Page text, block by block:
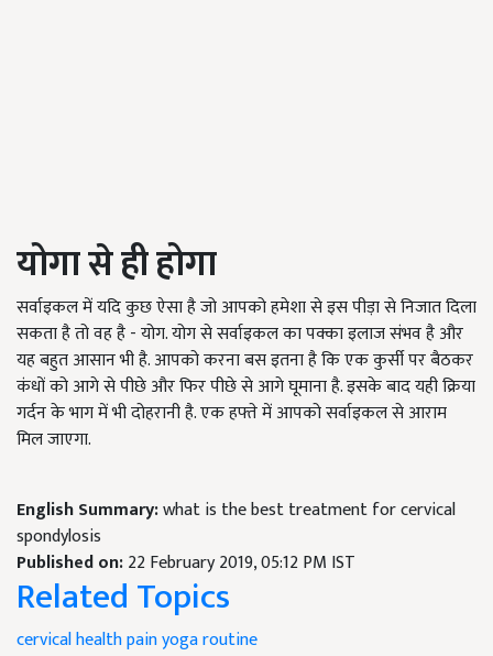
योगा से ही होगा
सर्वाइकल में यदि कुछ ऐसा है जो आपको हमेशा से इस पीड़ा से निजात दिला
सकता है तो वह है - योग. योग से सर्वाइकल का पक्का इलाज संभव है और
यह बहुत आसान भी है. आपको करना बस इतना है कि एक कुर्सी पर बैठकर
कंधों को आगे से पीछे और फिर पीछे से आगे घूमाना है. इसके बाद यही क्रिया
गर्दन के भाग में भी दोहरानी है. एक हफ्ते में आपको सर्वाइकल से आराम
मिल जाएगा.
English Summary:what is the best treatment for cervical
spondylosis
Published on:22 February 2019, 05:12 PM IST
Related Topics
cervicalhealthpainyogaroutine